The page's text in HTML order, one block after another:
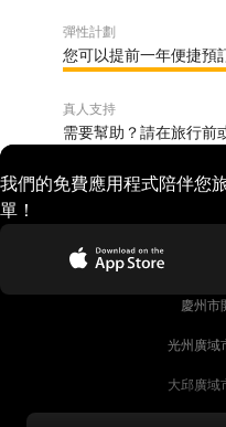
彈性計劃
您可以提前一年便捷預
真人支持
需要幫助？請在旅行前
我們的免費應用程式陪伴您
單！
慶州市
光州廣域
大邱廣域